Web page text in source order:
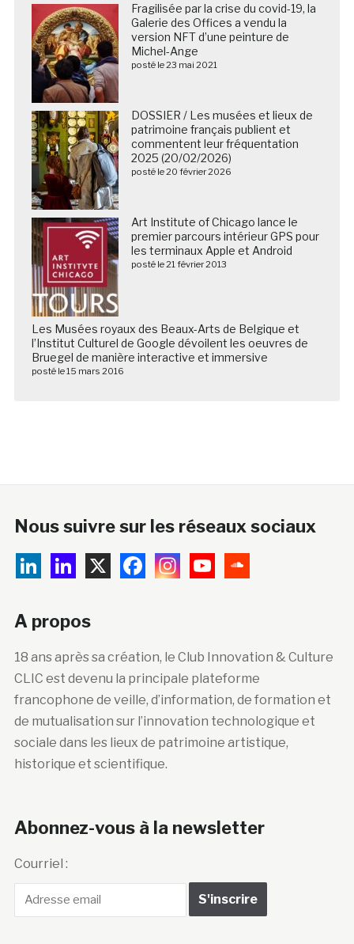
Fragilisée par la crise du covid-19, la
Galerie des Offices a vendu la
version NFT d’une peinture de
Michel-Ange
posté le 23 mai 2021
DOSSIER / Les musées et lieux de
patrimoine français publient et
commentent leur fréquentation
2025 (20/02/2026)
posté le 20 février 2026
Art Institute of Chicago lance le
premier parcours intérieur GPS pour
les terminaux Apple et Android
posté le 21 février 2013
Les Musées royaux des Beaux-Arts de Belgique et
l’Institut Culturel de Google dévoilent les oeuvres de
Bruegel de manière interactive et immersive
posté le 15 mars 2016
Nous suivre sur les réseaux sociaux
A propos
18 ans après sa création, le Club Innovation & Culture
CLIC est devenu la principale plateforme
francophone de veille, d’information, de formation et
de mutualisation sur l’innovation technologique et
sociale dans les lieux de patrimoine artistique,
historique et scientifique.
Abonnez-vous à la newsletter
Courriel :